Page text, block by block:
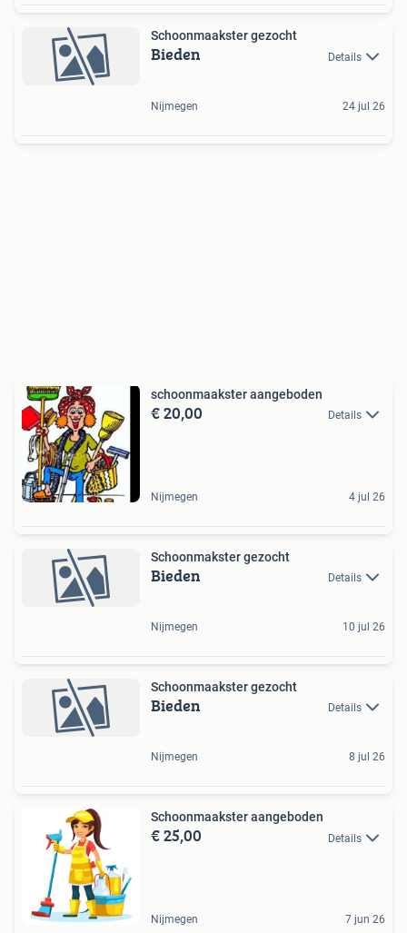
Schoonmaakster gezocht
Bieden Details
Nijmegen 24 jul 26
schoonmaakster aangeboden
€ 20,00 Details
Nijmegen 4 jul 26
Schoonmakster gezocht
Bieden Details
Nijmegen 10 jul 26
Schoonmaakster gezocht
Bieden Details
Nijmegen 8 jul 26
Schoonmaakster aangeboden
€ 25,00 Details
Nijmegen 7 jun 26